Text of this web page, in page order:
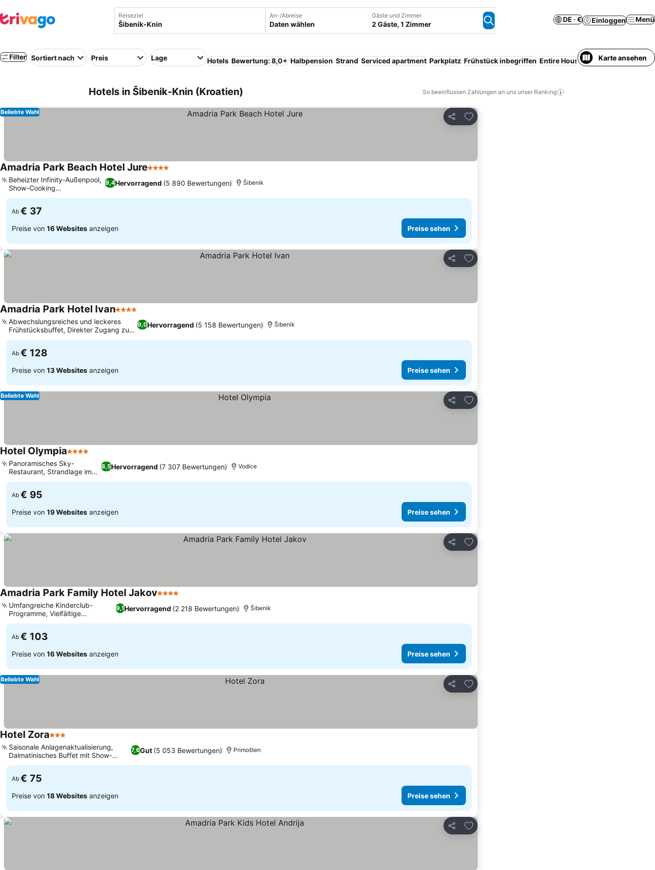
Reiseziel An-/Abreise
Daten wählen
Gäste und Zimmer
2 Gäste, 1 Zimmer
DE · € Einloggen Menü
Filter Sortiert nach Preis Lage Hotels Bewertung: 8,0+ Halbpension Strand Serviced apartment Parkplatz Frühstück inbegriffen Entire House / Apartment Pool
Karte ansehen
Hotels in Šibenik-Knin (Kroatien) So beeinflussen Zahlungen an uns unser Ranking
Teilen
Zu Favoriten hinzufügen
Beliebte Wahl
Amadria Park Beach Hotel Jure4 Sterne
9,4Hervorragend (5 890 Bewertungen)
Beheizter Infinity-Außenpool,
Show-Cooking
Buffetrestaurant
Šibenik
Ab € 37
Preise von 16 Websites anzeigen Preise sehen
Teilen
Zu Favoriten hinzufügen
Amadria Park Hotel Ivan4 Sterne
9,0Hervorragend (5 158 Bewertungen)
Abwechslungsreiches und leckeres
Frühstücksbuffet, Direkter Zugang zu
einem tollen Strand
Šibenik
Ab € 128
Preise von 13 Websites anzeigen Preise sehen
Teilen
Zu Favoriten hinzufügen
Beliebte Wahl
Hotel Olympia4 Sterne
8,5Hervorragend (7 307 Bewertungen)
Panoramisches Sky-
Restaurant, Strandlage im
Pinienwald
Vodice
Ab € 95
Preise von 19 Websites anzeigen Preise sehen
Teilen
Zu Favoriten hinzufügen
Amadria Park Family Hotel Jakov4 Sterne
9,1Hervorragend (2 218 Bewertungen)
Umfangreiche Kinderclub-
Programme, Vielfältige
Speisemöglichkeiten
Šibenik
Ab € 103
Preise von 16 Websites anzeigen Preise sehen
Teilen
Zu Favoriten hinzufügen
Beliebte Wahl
Hotel Zora3 Sterne
7,6Gut (5 053 Bewertungen)
Saisonale Anlagenaktualisierung,
Dalmatinisches Buffet mit Show-
Cooking
Primošten
Ab € 75
Preise von 18 Websites anzeigen Preise sehen
Teilen
Zu Favoriten hinzufügen